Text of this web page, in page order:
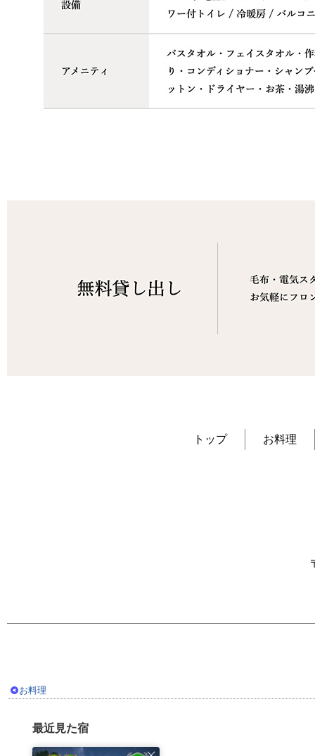
トップ お料理
お料理
最近見た宿